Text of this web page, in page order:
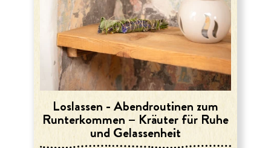
Loslassen - Abendroutinen zum
Runterkommen – Kräuter für Ruhe
und Gelassenheit